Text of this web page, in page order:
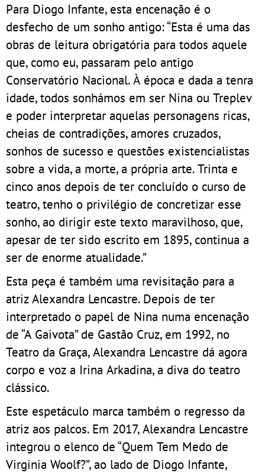
Para Diogo Infante, esta encenação é o
desfecho de um sonho antigo: “Esta é uma das
obras de leitura obrigatória para todos aquele
que, como eu, passaram pelo antigo
Conservatório Nacional. À época e dada a tenra
idade, todos sonhámos em ser Nina ou Treplev
e poder interpretar aquelas personagens ricas,
cheias de contradições, amores cruzados,
sonhos de sucesso e questões existencialistas
sobre a vida, a morte, a própria arte. Trinta e
cinco anos depois de ter concluído o curso de
teatro, tenho o privilégio de concretizar esse
sonho, ao dirigir este texto maravilhoso, que,
apesar de ter sido escrito em 1895, continua a
ser de enorme atualidade.”
Esta peça é também uma revisitação para a
atriz Alexandra Lencastre. Depois de ter
interpretado o papel de Nina numa encenação
de “A Gaivota” de Gastão Cruz, em 1992, no
Teatro da Graça, Alexandra Lencastre dá agora
corpo e voz a Irina Arkadina, a diva do teatro
clássico.
Este espetáculo marca também o regresso da
atriz aos palcos. Em 2017, Alexandra Lencastre
integrou o elenco de “Quem Tem Medo de
Virginia Woolf?”, ao lado de Diogo Infante,